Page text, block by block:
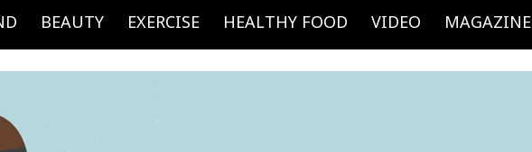
BEAUTY EXERCISE HEALTHY FOOD VIDEO MAGAZINE